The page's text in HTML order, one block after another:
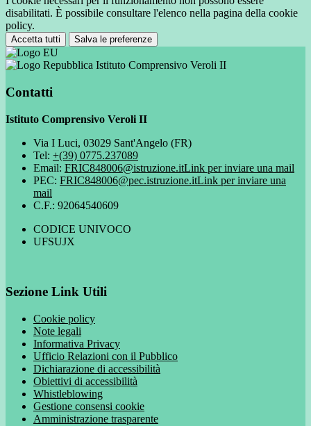
disabilitati. È possibile consultare l'elenco nella pagina della cookie
policy.
Accetta tutti Salva le preferenze
Istituto Comprensivo Veroli II
Contatti
Istituto Comprensivo Veroli II
Via I Luci, 03029 Sant'Angelo (FR)
Tel: +(39) 0775.237089
Email: FRIC848006@istruzione.itLink per inviare una mail
PEC: FRIC848006@pec.istruzione.itLink per inviare una
mail
C.F.: 92064540609
CODICE UNIVOCO
UFSUJX
Sezione Link Utili
Cookie policy
Note legali
Informativa Privacy
Ufficio Relazioni con il Pubblico
Dichiarazione di accessibilità
Obiettivi di accessibilità
Whistleblowing
Gestione consensi cookie
Amministrazione trasparente